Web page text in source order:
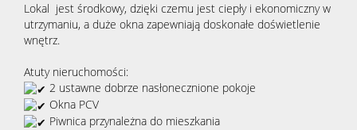
Lokal jest środkowy, dzięki czemu jest ciepły i ekonomiczny w
utrzymaniu, a duże okna zapewniają doskonałe doświetlenie
wnętrz.
Atuty nieruchomości:
2 ustawne dobrze nasłonecznione pokoje
Okna PCV
Piwnica przynależna do mieszkania